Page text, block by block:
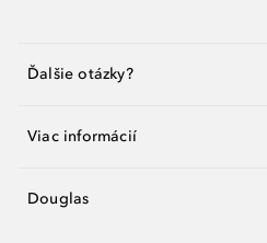
Ďalšie otázky?
Viac informácií
Douglas